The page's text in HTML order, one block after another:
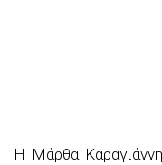
Η Μάρθα